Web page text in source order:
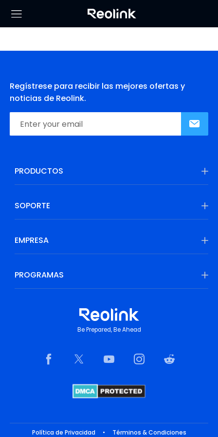
Regístrese para recibir las mejores ofertas y
noticias de Reolink.
PRODUCTOS
SOPORTE
EMPRESA
PROGRAMAS
Be Prepared, Be Ahead
Política de Privacidad • Términos & Condiciones